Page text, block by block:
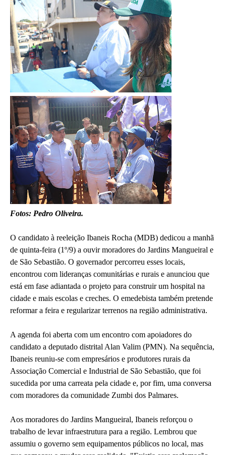
Fotos: Pedro Oliveira.
O candidato à reeleição Ibaneis Rocha (MDB) dedicou a manhã
de quinta-feira (1º/9) a ouvir moradores do Jardins Mangueiral e
de São Sebastião. O governador percorreu esses locais,
encontrou com lideranças comunitárias e rurais e anunciou que
está em fase adiantada o projeto para construir um hospital na
cidade e mais escolas e creches. O emedebista também pretende
reformar a feira e regularizar terrenos na região administrativa.
A agenda foi aberta com um encontro com apoiadores do
candidato a deputado distrital Alan Valim (PMN). Na sequência,
Ibaneis reuniu-se com empresários e produtores rurais da
Associação Comercial e Industrial de São Sebastião, que foi
sucedida por uma carreata pela cidade e, por fim, uma conversa
com moradores da comunidade Zumbi dos Palmares.
Aos moradores do Jardins Mangueiral, Ibaneis reforçou o
trabalho de levar infraestrutura para a região. Lembrou que
assumiu o governo sem equipamentos públicos no local, mas